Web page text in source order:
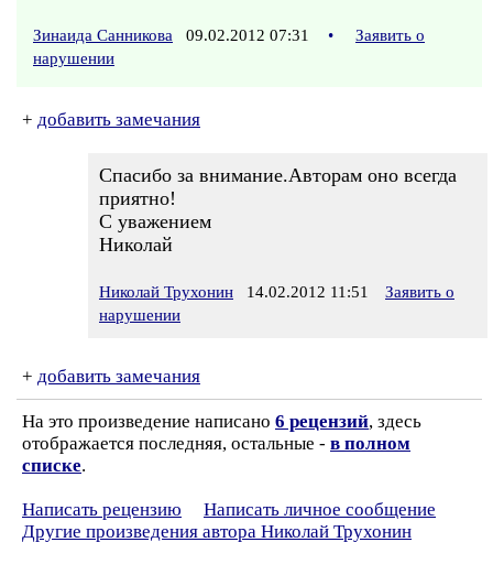
Зинаида Санникова 09.02.2012 07:31 •
Заявить о
нарушении
+ добавить замечания
Спасибо за внимание.Авторам оно всегда
приятно!
С уважением
Николай
Николай Трухонин 14.02.2012 11:51
Заявить о
нарушении
+ добавить замечания
На это произведение написано 6 рецензий, здесь
отображается последняя, остальные - в полном
списке.
Написать рецензию
Написать личное сообщение
Другие произведения автора Николай Трухонин